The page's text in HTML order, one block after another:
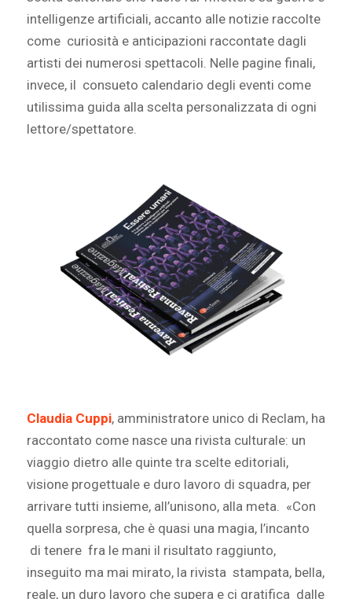
intelligenze artificiali, accanto alle notizie raccolte
come curiosità e anticipazioni raccontate dagli
artisti dei numerosi spettacoli. Nelle pagine finali,
invece, il consueto calendario degli eventi come
utilissima guida alla scelta personalizzata di ogni
lettore/spettatore.
Claudia Cuppi, amministratore unico di Reclam, ha
raccontato come nasce una rivista culturale: un
viaggio dietro alle quinte tra scelte editoriali,
visione progettuale e duro lavoro di squadra, per
arrivare tutti insieme, all’unisono, alla meta. «Con
quella sorpresa, che è quasi una magia, l’incanto
di tenere fra le mani il risultato raggiunto,
inseguito ma mai mirato, la rivista stampata, bella,
reale, un duro lavoro che supera e ci gratifica dalle